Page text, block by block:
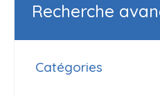
Recherche
Catégories